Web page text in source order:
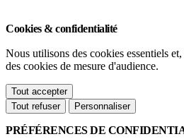
Cookies & confidentialité
Nous utilisons des cookies essentiels
des cookies de mesure d'audience.
Tout accepter
Tout refuser
Personnaliser
PRÉFÉRENCES DE